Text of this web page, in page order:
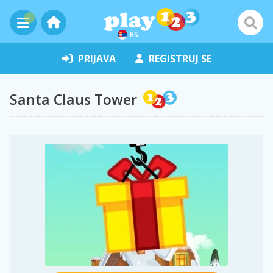
RS
PRIJAVA REGISTRUJ SE
Santa Claus Tower